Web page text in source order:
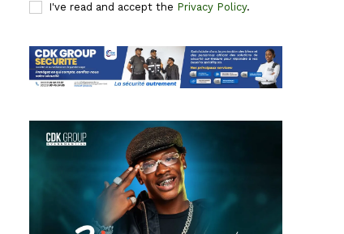
I've read and accept the Privacy Policy.